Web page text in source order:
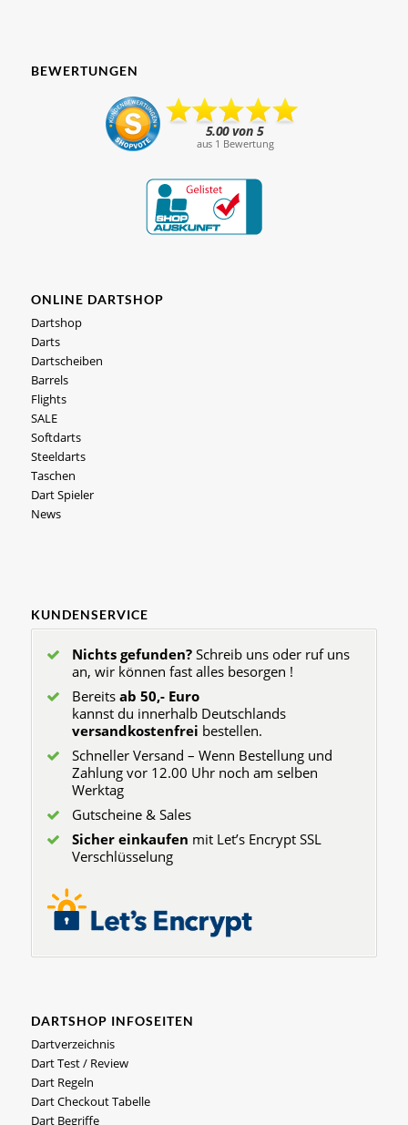
BEWERTUNGEN
ONLINE DARTSHOP
Dartshop
Darts
Dartscheiben
Barrels
Flights
SALE
Softdarts
Steeldarts
Taschen
Dart Spieler
News
KUNDENSERVICE
Nichts gefunden?Schreib uns oder ruf uns
an, wir können fast alles besorgen !
Bereits ab 50,- Euro
kannst du innerhalb Deutschlands
versandkostenfrei bestellen.
Schneller Versand – Wenn Bestellung und
Zahlung vor 12.00 Uhr noch am selben
Werktag
Gutscheine & Sales
Sicher einkaufen mit Let’s Encrypt SSL
Verschlüsselung
DARTSHOP INFOSEITEN
Dartverzeichnis
Dart Test / Review
Dart Regeln
Dart Checkout Tabelle
Dart Begriffe